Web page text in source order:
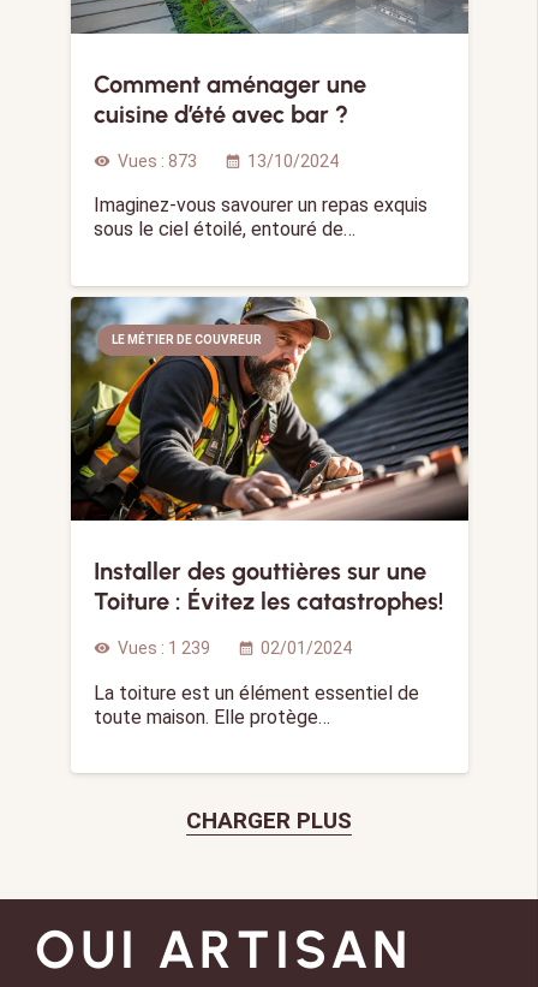
Comment aménager une
cuisine d’été avec bar ?
visibility Vues : 873 calendar_month 13/10/2024
Imaginez-vous savourer un repas exquis
sous le ciel étoilé, entouré de…
LE MÉTIER DE COUVREUR
Installer des gouttières sur une
Toiture : Évitez les catastrophes!
visibility Vues : 1 239 calendar_month 02/01/2024
La toiture est un élément essentiel de
toute maison. Elle protège…
CHARGER PLUS
OUI ARTISAN